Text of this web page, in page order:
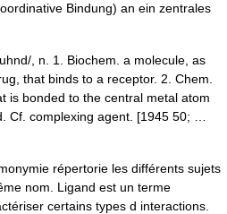
Bindung) an ein zentrales
, n. 1. Biochem. a molecule, as
that binds to a receptor. 2. Chem.
is bonded to the central metal atom
Cf. complexing agent. [1945 50; …
répertorie les différents sujets
nom. Ligand est un terme
certains types d interactions.